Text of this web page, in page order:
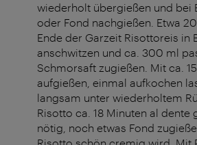
wiederholt übergießen und bei
oder Fond nachgießen. Etwa
Ende der Garzeit Risottoreis in
anschwitzen und ca. 300 ml
Schmorsaft zugießen. Mit ca.
aufgießen, einmal aufkochen
langsam unter wiederholtem
Risotto ca. 18 Minuten al dente
nötig, noch etwas Fond